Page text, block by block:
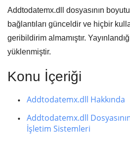
Addtodatemx.dll dosyasının boyutu
bağlantıları günceldir ve hiçbir
geribildirim almamıştır.
yüklenmiştir.
Konu İçeriği
Addtodatemx.dll Hakkında
Addtodatemx.dll
İşletim Sistemleri